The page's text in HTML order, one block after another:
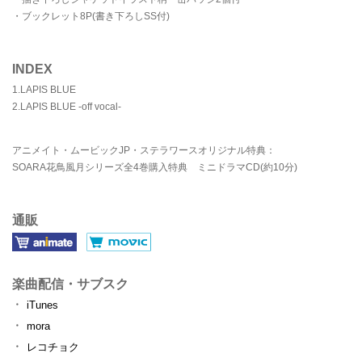
・ブックレット8P(書き下ろしSS付)
INDEX
1.LAPIS BLUE
2.LAPIS BLUE -off vocal-
アニメイト・ムービックJP・ステラワースオリジナル特典：
SOARA花鳥風月シリーズ全4巻購入特典 ミニドラマCD(約10分)
通販
楽曲配信・サブスク
iTunes
mora
レコチョク